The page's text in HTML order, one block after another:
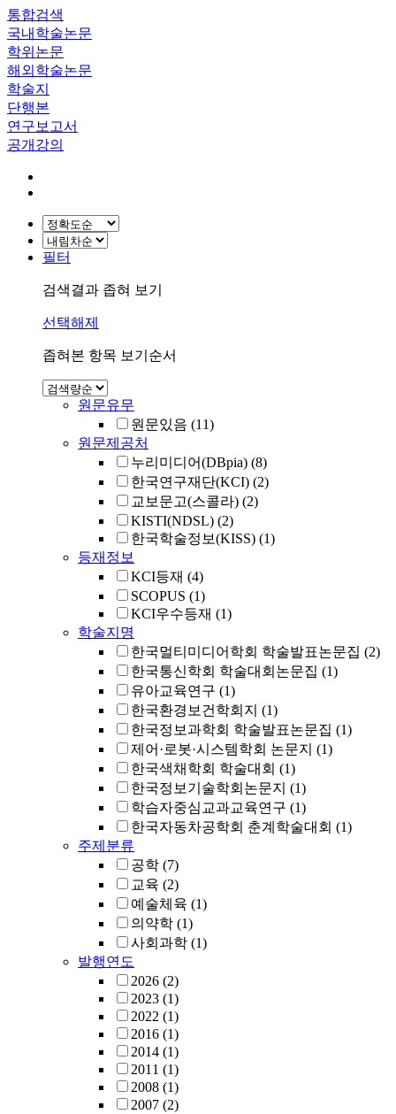
통합검색
국내학술논문
학위논문
해외학술논문
학술지
단행본
연구보고서
공개강의
필터
검색결과 좁혀 보기
선택해제
좁혀본 항목 보기순서
원문유무
원문있음 (11)
원문제공처
누리미디어(DBpia) (8)
한국연구재단(KCI) (2)
교보문고(스콜라) (2)
KISTI(NDSL) (2)
한국학술정보(KISS) (1)
등재정보
KCI등재 (4)
SCOPUS (1)
KCI우수등재 (1)
학술지명
한국멀티미디어학회 학술발표논문집 (2)
한국통신학회 학술대회논문집 (1)
유아교육연구 (1)
한국환경보건학회지 (1)
한국정보과학회 학술발표논문집 (1)
제어·로봇·시스템학회 논문지 (1)
한국색채학회 학술대회 (1)
한국정보기술학회논문지 (1)
학습자중심교과교육연구 (1)
한국자동차공학회 춘계학술대회 (1)
주제분류
공학 (7)
교육 (2)
예술체육 (1)
의약학 (1)
사회과학 (1)
발행연도
2026 (2)
2023 (1)
2022 (1)
2016 (1)
2014 (1)
2011 (1)
2008 (1)
2007 (2)